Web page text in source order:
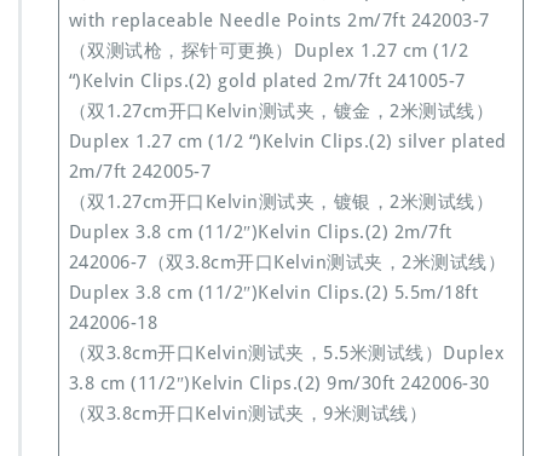
with replaceable Needle Points 2m/7ft 242003-7
（双测试枪，探针可更换）Duplex 1.27 cm (1/2
“)Kelvin Clips.(2) gold plated 2m/7ft 241005-7
（双1.27cm开口Kelvin测试夹，镀金，2米测试线）
Duplex 1.27 cm (1/2 “)Kelvin Clips.(2) silver plated
2m/7ft 242005-7
（双1.27cm开口Kelvin测试夹，镀银，2米测试线）
Duplex 3.8 cm (11/2″)Kelvin Clips.(2) 2m/7ft
242006-7（双3.8cm开口Kelvin测试夹，2米测试线）
Duplex 3.8 cm (11/2″)Kelvin Clips.(2) 5.5m/18ft
242006-18
（双3.8cm开口Kelvin测试夹，5.5米测试线）Duplex
3.8 cm (11/2″)Kelvin Clips.(2) 9m/30ft 242006-30
（双3.8cm开口Kelvin测试夹，9米测试线）